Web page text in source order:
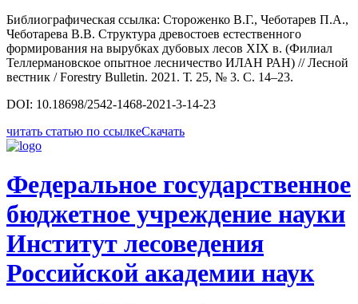
Библиографическая ссылка: Стороженко В.Г., Чеботарев П.А.,
Чеботарева В.В. Структура древостоев естественного
формирования на вырубках дубовых лесов XIX в. (Филиал
Теллермановское опытное лесничество ИЛАН РАН) // Лесной
вестник / Forestry Bulletin. 2021. Т. 25, № 3. С. 14–23.
DOI: 10.18698/2542-1468-2021-3-14-23
читать статью по ссылкеСкачать
Федеральное государственное
бюджетное учреждение науки
Институт лесоведения
Российской академии наук